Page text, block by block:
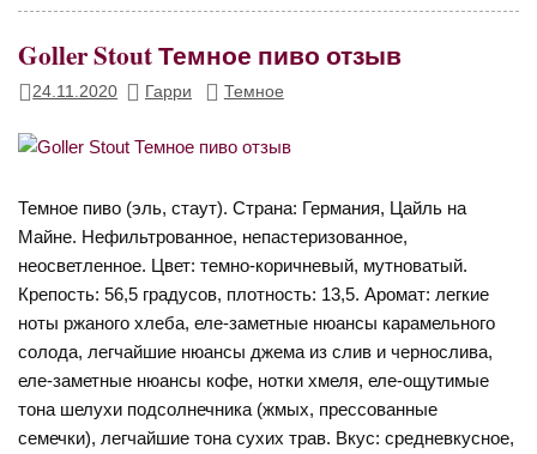
Goller Stout Темное пиво отзыв
24.11.2020 Гарри Темное
Темное пиво (эль, стаут). Страна: Германия, Цайль на
Майне. Нефильтрованное, непастеризованное,
неосветленное. Цвет: темно-коричневый, мутноватый.
Крепость: 56,5 градусов, плотность: 13,5. Аромат: легкие
ноты ржаного хлеба, еле-заметные нюансы карамельного
солода, легчайшие нюансы джема из слив и чернослива,
еле-заметные нюансы кофе, нотки хмеля, еле-ощутимые
тона шелухи подсолнечника (жмых, прессованные
семечки), легчайшие тона сухих трав. Вкус: средневкусное,